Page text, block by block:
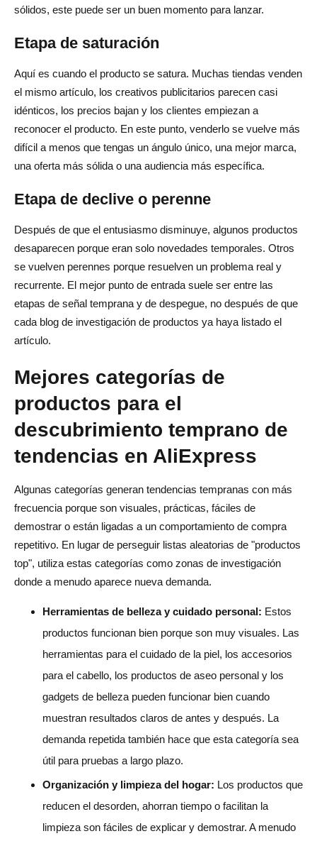
sólidos, este puede ser un buen momento para lanzar.
Etapa de saturación
Aquí es cuando el producto se satura. Muchas tiendas venden
el mismo artículo, los creativos publicitarios parecen casi
idénticos, los precios bajan y los clientes empiezan a
reconocer el producto. En este punto, venderlo se vuelve más
difícil a menos que tengas un ángulo único, una mejor marca,
una oferta más sólida o una audiencia más específica.
Etapa de declive o perenne
Después de que el entusiasmo disminuye, algunos productos
desaparecen porque eran solo novedades temporales. Otros
se vuelven perennes porque resuelven un problema real y
recurrente. El mejor punto de entrada suele ser entre las
etapas de señal temprana y de despegue, no después de que
cada blog de investigación de productos ya haya listado el
artículo.
Mejores categorías de
productos para el
descubrimiento temprano de
tendencias en AliExpress
Algunas categorías generan tendencias tempranas con más
frecuencia porque son visuales, prácticas, fáciles de
demostrar o están ligadas a un comportamiento de compra
repetitivo. En lugar de perseguir listas aleatorias de "productos
top", utiliza estas categorías como zonas de investigación
donde a menudo aparece nueva demanda.
Herramientas de belleza y cuidado personal: Estos
productos funcionan bien porque son muy visuales. Las
herramientas para el cuidado de la piel, los accesorios
para el cabello, los productos de aseo personal y los
gadgets de belleza pueden funcionar bien cuando
muestran resultados claros de antes y después. La
demanda repetida también hace que esta categoría sea
útil para pruebas a largo plazo.
Organización y limpieza del hogar: Los productos que
reducen el desorden, ahorran tiempo o facilitan la
limpieza son fáciles de explicar y demostrar. A menudo